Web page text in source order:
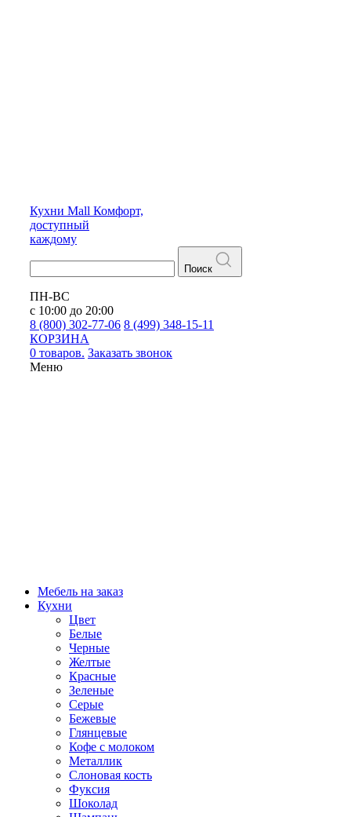
Кухни Mall Комфорт,
доступный
каждому
Поиск
ПН-ВС
с 10:00 до 20:00
8 (800) 302-77-06 8 (499) 348-15-11
КОРЗИНА
0 товаров. Заказать звонок
Меню
Мебель на заказ
Кухни
Цвет
Белые
Черные
Желтые
Красные
Зеленые
Серые
Бежевые
Глянцевые
Кофе с молоком
Металлик
Слоновая кость
Фуксия
Шоколад